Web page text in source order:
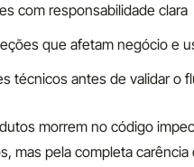
com responsabilidade clara
que afetam negócio e
técnicos antes de validar o
morrem no código
mas pela completa carência